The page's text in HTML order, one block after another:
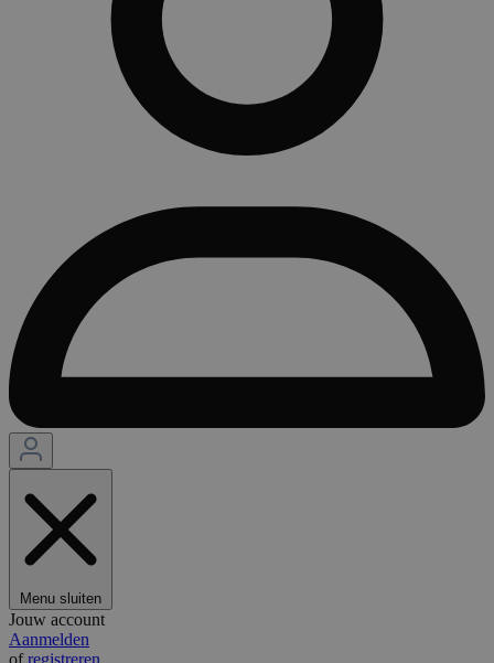
Menu sluiten
Jouw account
Aanmelden
ofregistreren